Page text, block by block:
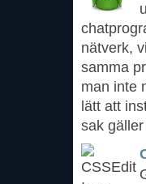
nätverk,
samma
man inte
lätt att
sak